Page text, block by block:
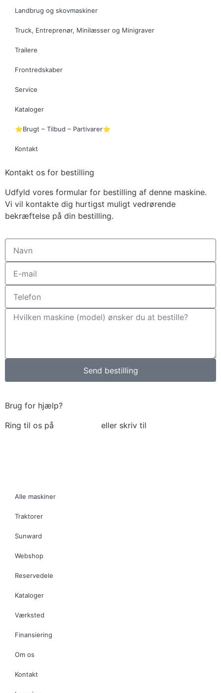
Landbrug og skovmaskiner
Truck, Entreprenør, Minilæsser og Minigraver
Trailere
Frontredskaber
Service
Kataloger
⭐Brugt – Tilbud – Partivarer⭐
Kontakt
Kontakt os for bestilling
Udfyld vores formular for bestilling af denne maskine.
Vi vil kontakte dig hurtigst muligt vedrørende
bekræftelse på din bestilling.
Send bestilling
Brug for hjælp?
Ring til os på
eller skriv til
Alle maskiner
Traktorer
Sunward
Webshop
Reservedele
Kataloger
Værksted
Finansiering
Om os
Kontakt